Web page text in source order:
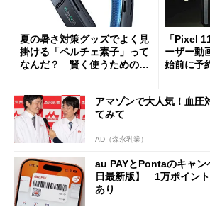
夏の暑さ対策グッズでよく見
掛ける「ペルチェ素子」って
なんだ？ 賢く使うための注
「Pixel
ーザー動
始前に予
アマゾンで大人気！血圧
てみて
AD（森永乳業）
au PAYとPontaのキャン
日最新版】 1万ポイン
あり